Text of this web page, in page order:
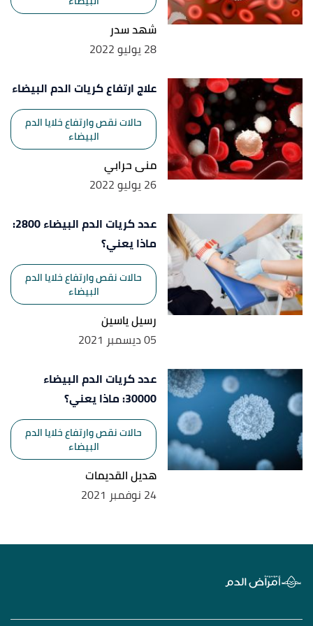
شهد سدر
28 يوليو 2022
علاج ارتفاع كريات الدم البيضاء
حالات نقص وارتفاع خلايا الدم
البيضاء
منى حرابي
26 يوليو 2022
عدد كريات الدم البيضاء 2800:
ماذا يعني؟
حالات نقص وارتفاع خلايا الدم
البيضاء
رسيل ياسين
05 ديسمبر 2021
عدد كريات الدم البيضاء
30000: ماذا يعني؟
حالات نقص وارتفاع خلايا الدم
البيضاء
هديل القديمات
24 نوفمبر 2021